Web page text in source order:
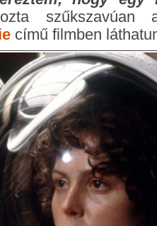
szűkszavúan
című filmben